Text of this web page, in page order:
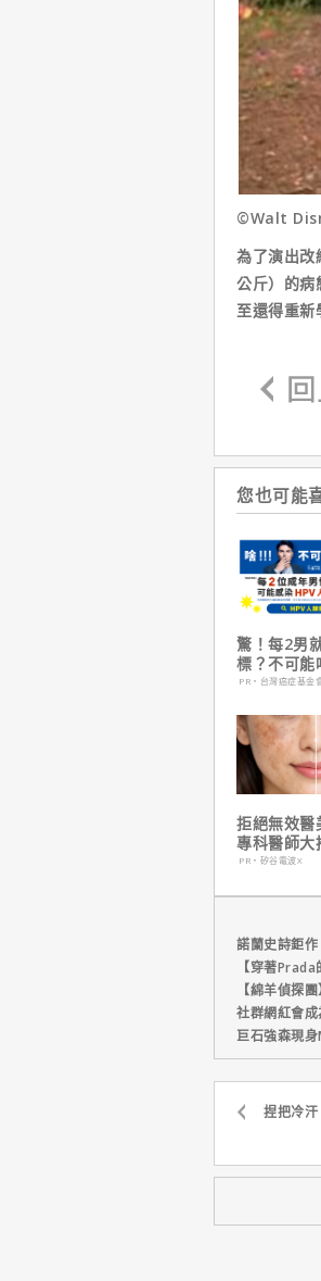
©Walt
為了演出改
公斤）的病
至還得重新
您也可能
驚！每2男
標？不可能
PR・台灣癌症基金
拒絕無效醫
專科醫師大
電波 X 讓肌
PR・矽谷電波X
諾蘭史詩鉅
【穿著
【綿羊偵探
社群網紅會成
巨石強森現
捏把冷汗